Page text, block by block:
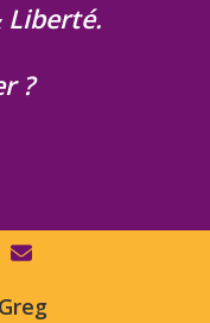
Liberté.
?